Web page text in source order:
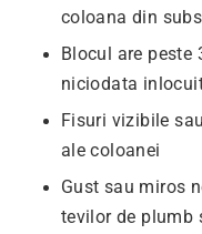
coloana din
Blocul are
niciodata
Fisuri vizibile
ale coloanei
Gust sau miros
tevilor de plumb